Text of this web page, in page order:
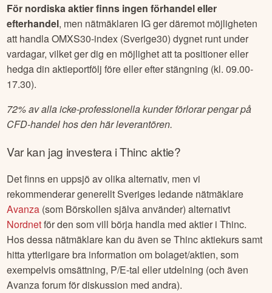
För nordiska aktier finns ingen förhandel eller
efterhandel, men nätmäklaren IG ger däremot möjligheten
att handla OMXS30-index (Sverige30) dygnet runt under
vardagar, vilket ger dig en möjlighet att ta positioner eller
hedga din aktieportfölj före eller efter stängning (kl. 09.00-
17.30).
72% av alla icke-professionella kunder förlorar pengar på
CFD-handel hos den här leverantören.
Var kan jag investera iThinc aktie?
Det finns en uppsjö av olika alternativ, men vi
rekommenderar generellt Sveriges ledande nätmäklare
Avanza (som Börskollen själva använder) alternativt
Nordnetför den som vill börja handla med aktier iThinc.
Hos dessa nätmäklare kan du även seThincaktiekurs samt
hitta ytterligare bra information om bolaget/aktien, som
exempelvis omsättning, P/E-tal eller utdelning (och även
Avanza forum för diskussion med andra).